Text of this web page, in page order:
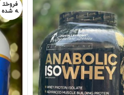
فروخت
ه شده